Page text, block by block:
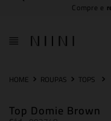
ROUPAS TOPS
Top Domie Brown